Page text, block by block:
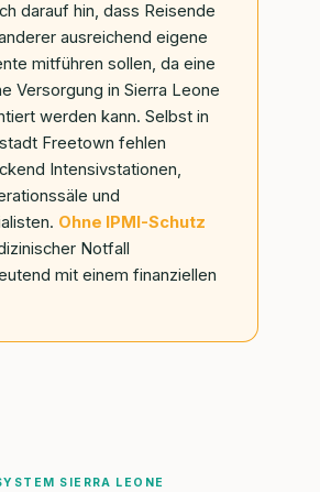
darauf hin, dass Reisende
ausreichend eigene
mitführen sollen, da eine
Versorgung in Sierra Leone
werden kann. Selbst in
Freetown fehlen
Intensivstationen,
und
Ohne IPMI-Schutz
Notfall
mit einem finanziellen
SIERRA LEONE